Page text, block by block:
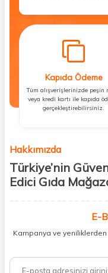
Kapıda Ödeme
Tüm alışverişlerinizde peşin
veya kredi kartı ile kapıda
gerçekleştirebilirsiniz.
Hakkımızda
Türkiye’nin
Edici Gıda
kişisel bakım hem de
buluşturuyoruz. Artık
ihtiyacınız olan her şeyi tek
%100 orijinal kozmetik ve
E-
Kampanya ve